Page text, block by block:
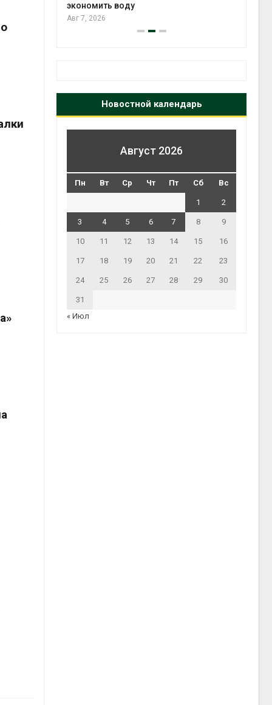
экономить воду
Авг 7, 2026
Новостной календарь
Август 2026
Пн Вт Ср Чт Пт Сб Вс
1 2
3 4 5 6 7 8 9
10 11 12 13 14 15 16
17 18 19 20 21 22 23
24 25 26 27 28 29 30
31
« Июл